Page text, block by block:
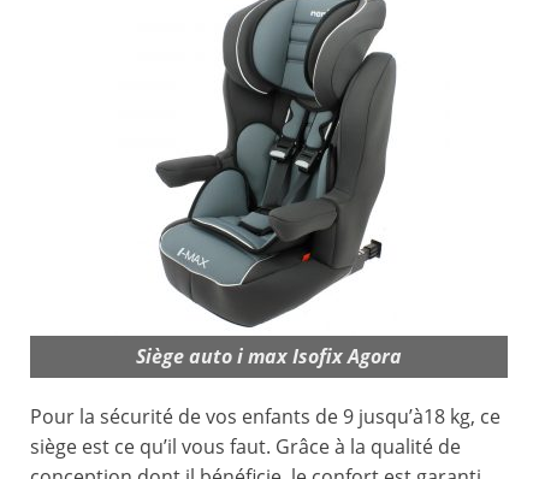
Siège auto i max Isofix Agora
Pour la sécurité de vos enfants de 9 jusqu’à18 kg, ce
siège est ce qu’il vous faut. Grâce à la qualité de